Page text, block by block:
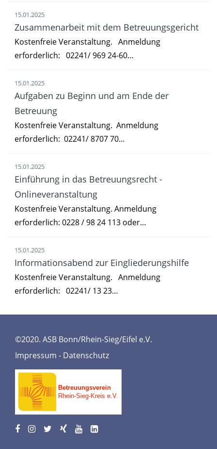
15.01.2025
Zusammenarbeit mit dem Betreuungsgericht
Kostenfreie Veranstaltung. Anmeldung
erforderlich: 02241/ 969 24-60…
15.01.2025
Aufgaben zu Beginn und am Ende der
Betreuung
Kostenfreie Veranstaltung. Anmeldung
erforderlich: 02241/ 8707 70…
15.01.2025
Einführung in das Betreuungsrecht -
Onlineveranstaltung
Kostenfreie Veranstaltung. Anmeldung
erforderlich: 0228 / 98 24 113 oder…
15.01.2025
Informationsabend zur Eingliederungshilfe
Kostenfreie Veranstaltung. Anmeldung
erforderlich: 02241/ 13 23…
©2020. ASB Bonn/Rhein-Sieg/Eifel e.V.
Impressum - Datenschutz